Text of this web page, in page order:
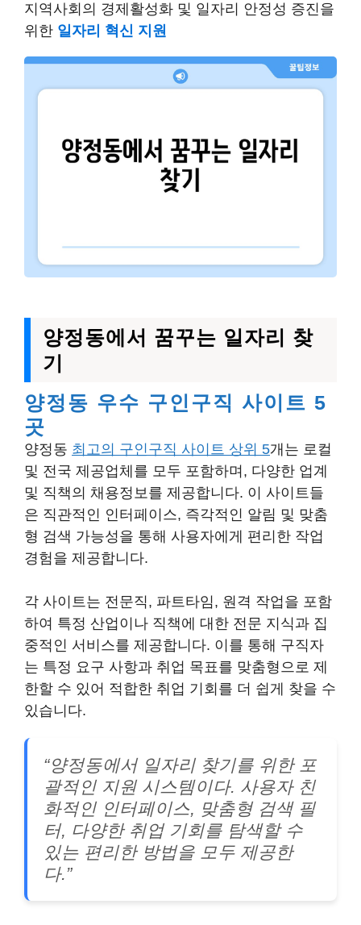
지역사회의 경제활성화 및 일자리 안정성 증진을
위한 일자리 혁신 지원
양정동에서 꿈꾸는 일자리 찾
기
양정동 우수 구인구직 사이트 5
곳
양정동 최고의 구인구직 사이트 상위 5개는 로컬
및 전국 제공업체를 모두 포함하며, 다양한 업계
및 직책의 채용정보를 제공합니다. 이 사이트들
은 직관적인 인터페이스, 즉각적인 알림 및 맞춤
형 검색 가능성을 통해 사용자에게 편리한 작업
경험을 제공합니다.
각 사이트는 전문직, 파트타임, 원격 작업을 포함
하여 특정 산업이나 직책에 대한 전문 지식과 집
중적인 서비스를 제공합니다. 이를 통해 구직자
는 특정 요구 사항과 취업 목표를 맞춤형으로 제
한할 수 있어 적합한 취업 기회를 더 쉽게 찾을 수
있습니다.
“양정동에서 일자리 찾기를 위한 포
괄적인 지원 시스템이다. 사용자 친
화적인 인터페이스, 맞춤형 검색 필
터, 다양한 취업 기회를 탐색할 수
있는 편리한 방법을 모두 제공한
다.”